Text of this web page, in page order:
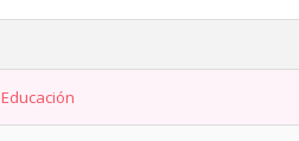
Educación